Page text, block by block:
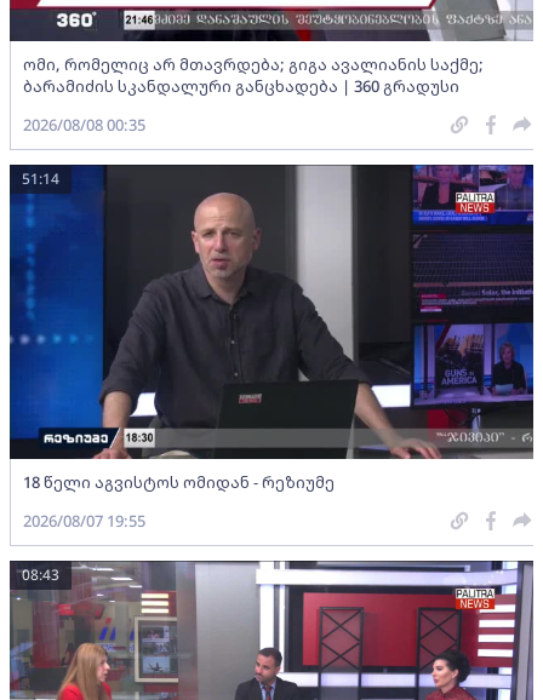
ომი, რომელიც არ მთავრდება; გიგა ავალიანის საქმე;
ბარამიძის სკანდალური განცხადება | 360 გრადუსი
2026/08/08 00:35
18 წელი აგვისტოს ომიდან - რეზიუმე
51:14
2026/08/07 19:55
08:43